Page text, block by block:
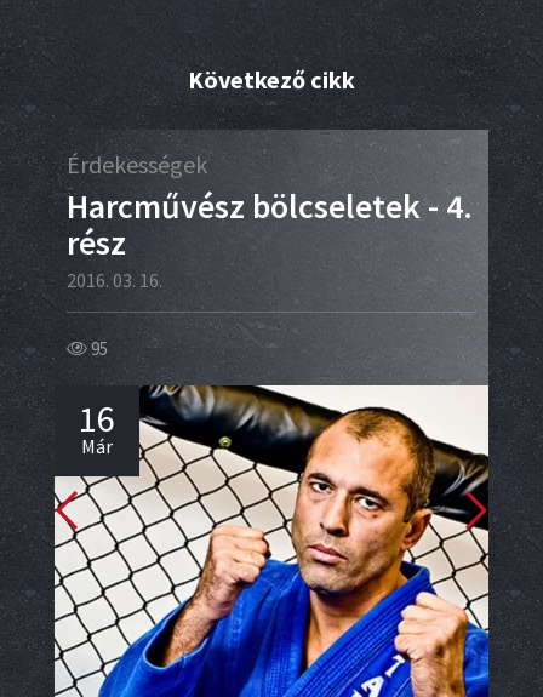
Következő cikk
Érdekességek
Harcművész bölcseletek - 4.
rész
2016. 03. 16.
95
16
Már
98